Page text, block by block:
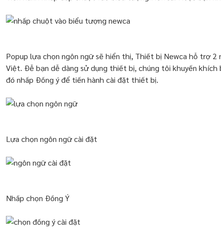
Popup lựa chọn ngôn ngữ sẽ hiển thị, Thiết bị Newca hỗ trợ 2
Việt. Đễ bạn dễ dàng sử dụng thiết bị, chúng tôi khuyến khích
đó nhấp Đồng ý để tiến hành cài đặt thiết bị.
Lựa chọn ngôn ngữ cài đặt
Nhấp chọn Đồng Ý